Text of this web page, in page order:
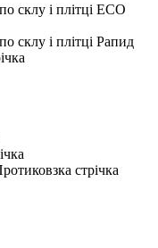
склу і плітці ECO
склу і плітці Рапид
стрічка